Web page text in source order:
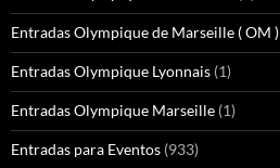
Entradas Olympique de Marseille ( OM )
Entradas Olympique Lyonnais (1)
Entradas Olympique Marseille (1)
Entradas para Eventos (933)